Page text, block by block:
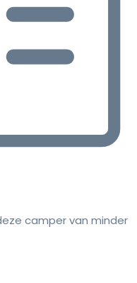
camper van minder